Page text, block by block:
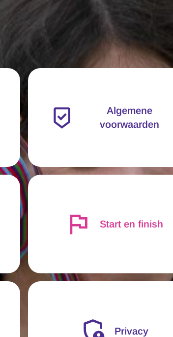
Algemene
voorwaarden
Start en finish
Privacy